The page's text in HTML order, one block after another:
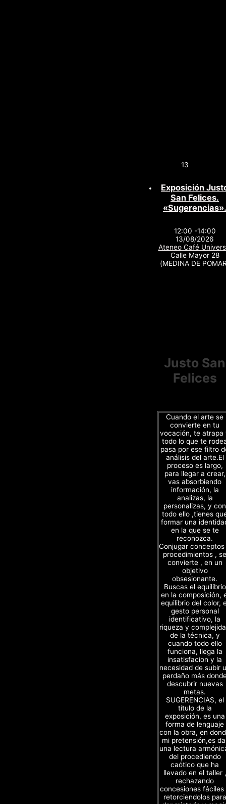
13
Exposición
San Felices.
«Sugerencias».
12:00 -14:00
13/08/2026
Ateneo Café
Calle Mayor 28
(MEDINA DE
Justo San
Felices
Cuando el arte se
convierte en tu
vocación, te atrapa
todo lo que te
pasa por ese filtro
análisis del arte.El
proceso es largo,
para llegar a crear,
vas absorbiendo
información, la
analizas, la
personalizas, y con
todo ello ,tienes
formar una
en la que se te
reconozca.
Conjugar
procedimientos , se
convierte , en un
objetivo
obsesionante.
Buscas el equilibrio
en la composición,
equilibrio del color,
gesto personal
identificativo, la
riqueza y
de la técnica, y
cuando todo ello
funciona, llega la
insatisfacion y la
necesidad de subir
perdaño más
descubrir nuevas
metas.
SUGERENCIAS, el
título de la
exposición, es una
forma de lenguaje
con la obra, en
mi pretensión,es
una lectura
del procediendo
caótico que ha
llevado en el taller ,
rechazando
concesiones fáciles
retorciendolos para